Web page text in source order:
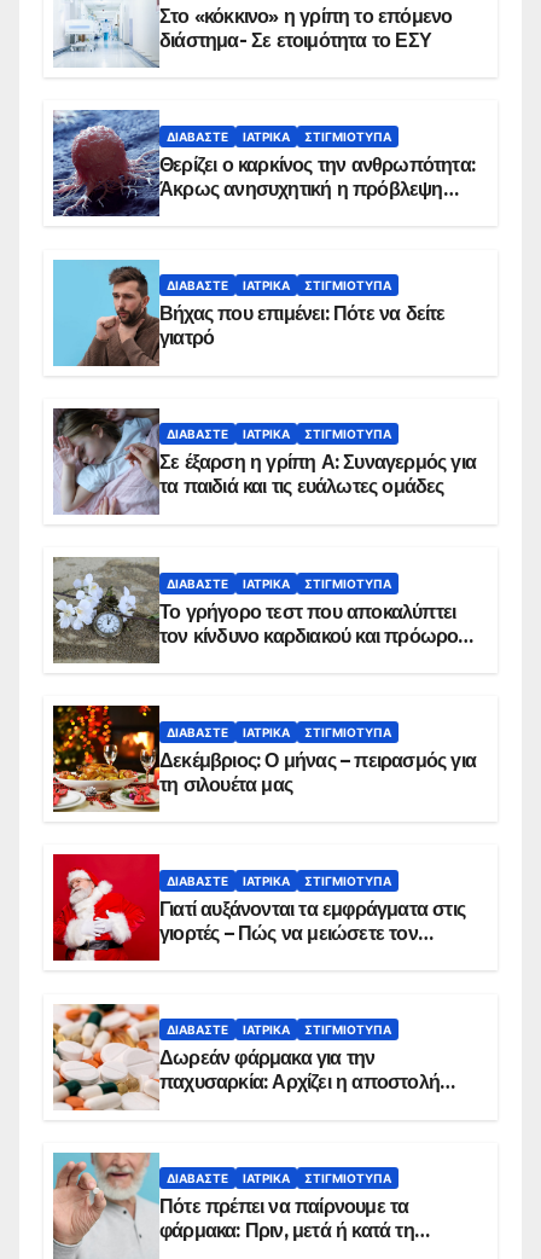
Στο «κόκκινο» η γρίπη το επόμενο
διάστημα- Σε ετοιμότητα το ΕΣΥ
ΔΙΑΒΆΣΤΕ ΙΑΤΡΙΚΆ ΣΤΙΓΜΙΌΤΥΠΑ
Θερίζει ο καρκίνος την ανθρωπότητα:
Άκρως ανησυχητική η πρόβλεψη…
ΔΙΑΒΆΣΤΕ ΙΑΤΡΙΚΆ ΣΤΙΓΜΙΌΤΥΠΑ
Βήχας που επιμένει: Πότε να δείτε
γιατρό
ΔΙΑΒΆΣΤΕ ΙΑΤΡΙΚΆ ΣΤΙΓΜΙΌΤΥΠΑ
Σε έξαρση η γρίπη Α: Συναγερμός για
τα παιδιά και τις ευάλωτες ομάδες
ΔΙΑΒΆΣΤΕ ΙΑΤΡΙΚΆ ΣΤΙΓΜΙΌΤΥΠΑ
Το γρήγορο τεστ που αποκαλύπτει
τον κίνδυνο καρδιακού και πρόωρου
ΔΙΑΒΆΣΤΕ ΙΑΤΡΙΚΆ ΣΤΙΓΜΙΌΤΥΠΑ
Δεκέμβριος: Ο μήνας – πειρασμός για
τη σιλουέτα μας
ΔΙΑΒΆΣΤΕ ΙΑΤΡΙΚΆ ΣΤΙΓΜΙΌΤΥΠΑ
Γιατί αυξάνονται τα εμφράγματα στις
γιορτές – Πώς να μειώσετε τον
ΔΙΑΒΆΣΤΕ ΙΑΤΡΙΚΆ ΣΤΙΓΜΙΌΤΥΠΑ
Δωρεάν φάρμακα για την
παχυσαρκία: Αρχίζει η αποστολή
ΔΙΑΒΆΣΤΕ ΙΑΤΡΙΚΆ ΣΤΙΓΜΙΌΤΥΠΑ
Πότε πρέπει να παίρνουμε τα
φάρμακα: Πριν, μετά ή κατά τη